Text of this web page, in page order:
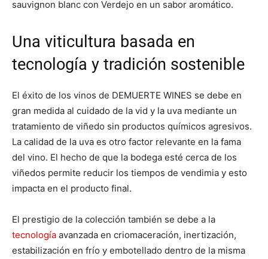
sauvignon blanc con Verdejo en un sabor aromático.
Una viticultura basada en
tecnología y tradición sostenible
El éxito de los vinos de DEMUERTE WINES se debe en
gran medida al cuidado de la vid y la uva mediante un
tratamiento de viñedo sin productos químicos agresivos.
La calidad de la uva es otro factor relevante en la fama
del vino. El hecho de que la bodega esté cerca de los
viñedos permite reducir los tiempos de vendimia y esto
impacta en el producto final.
El prestigio de la colección también se debe a la
tecnología avanzada en criomaceración, inertización,
estabilización en frío y embotellado dentro de la misma